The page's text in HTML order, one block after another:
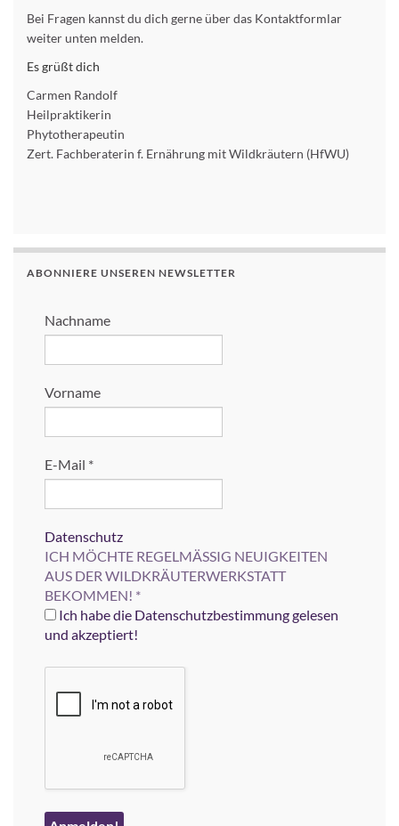
Bei Fragen kannst du dich gerne über das Kontaktformlar
weiter unten melden.
Es grüßt dich
Carmen Randolf
Heilpraktikerin
Phytotherapeutin
Zert. Fachberaterin f. Ernährung mit Wildkräutern (HfWU)
ABONNIERE UNSEREN NEWSLETTER
Nachname
Vorname
E-Mail *
Datenschutz
ICH MÖCHTE REGELMÄSSIG NEUIGKEITEN
AUS DER WILDKRÄUTERWERKSTATT
BEKOMMEN! *
Ich habe die Datenschutzbestimmung gelesen
und akzeptiert!